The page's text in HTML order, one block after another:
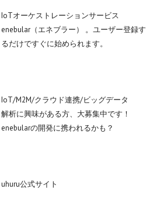
IoTオーケストレーションサービス
enebular（エネブラー） 。ユーザー登録す
るだけですぐに始められます。
IoT/M2M/クラウド連携/ビッグデータ
解析に興味がある方、大募集中です！
enebularの開発に携われるかも？
uhuru公式サイト